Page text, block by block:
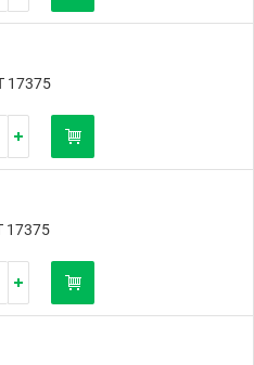
17375
17375